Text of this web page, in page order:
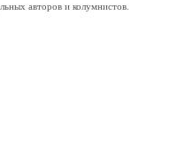
авторов и колумнистов.